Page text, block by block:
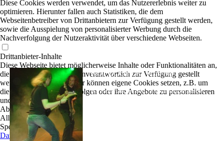
ROFLCOPTA | Rock-Pop
Wir haben uns vor zwei Jahren zusammengesetzt,
Diese Cookies werden verwendet, um das Nutzererlebnis weiter zu
optimieren. Hierunter fallen auch Statistiken, die dem
Webseitenbetreiber von Drittanbietern zur Verfügung gestellt werden,
sowie die Ausspielung von personalisierter Werbung durch die
Nachverfolgung der Nutzeraktivität über verschiedene Webseiten.
Drittanbieter-Inhalte
Diese Webseite bietet möglicherweise Inhalte oder Funktionalitäten an,
die von Drittanbietern eigenverantwortlich zur Verfügung gestellt
werden. Diese Drittanbieter können eigene Cookies setzen, z.B. um
die Nutzeraktivität zu verfolgen oder ihre Angebote zu personalisieren
und zu optimieren.
Ablehnen
Alle akzeptieren
Speichern
Datenschutz